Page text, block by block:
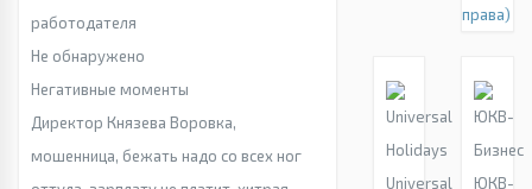
работодателя
Не обнаружено
Негативные моменты
Директор Князева Воровка,
мошенница, бежать надо со всех ног
права)
Universal
ЮКВ-